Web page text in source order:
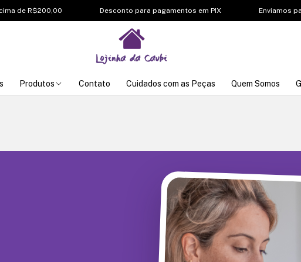
Desconto para pagamentos em PIX Enviamos para todo o
Produtos Contato Cuidados com as Peças Quem Somos